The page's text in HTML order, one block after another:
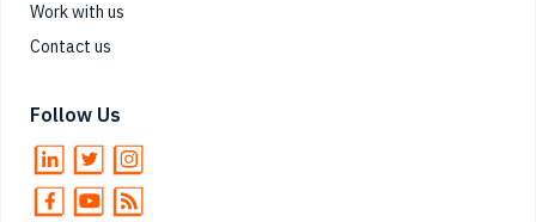
Work with us
Contact us
Follow Us